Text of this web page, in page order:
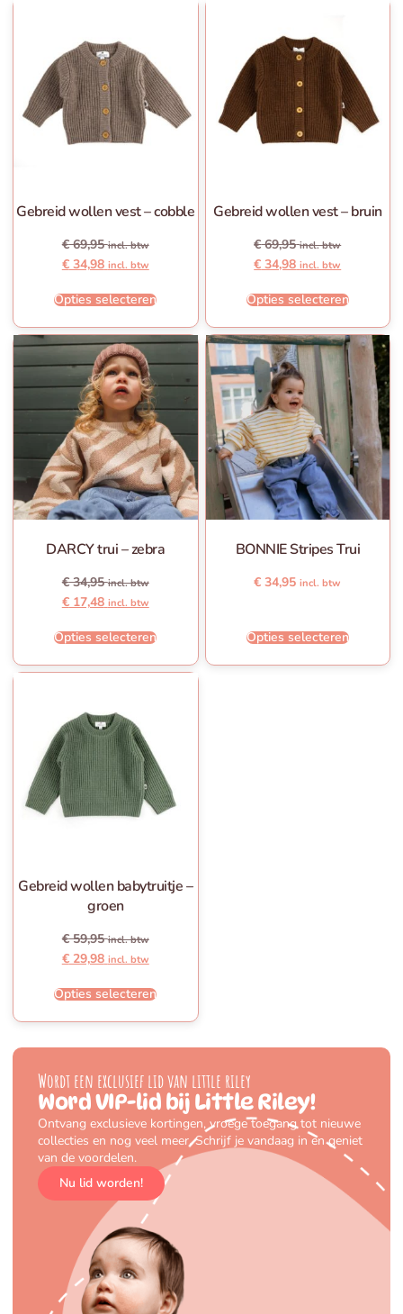
Gebreid wollen vest – cobble
€69,95 incl. btw
€34,98 incl. btw
Opties selecteren
Gebreid wollen vest – bruin
€69,95 incl. btw
€ 34,98 incl. btw
Opties selecteren
DARCY trui – zebra
€34,95 incl. btw
€17,48 incl. btw
Opties selecteren
BONNIE Stripes Trui
€ 34,95 incl. btw
Opties selecteren
Gebreid wollen babytruitje –
groen
€59,95 incl. btw
€29,98 incl. btw
Opties selecteren
Wordt een exclusief lid van little riley
Word VIP-lid bij Little Riley!
Ontvang exclusieve kortingen, vroege toegang tot nieuwe
collecties en nog veel meer. Schrijf je vandaag in en geniet
van de voordelen.
Nu lid worden!